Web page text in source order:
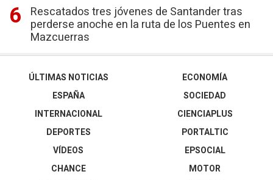
Rescatados tres jóvenes de Santander tras
perderse anoche en la ruta de los Puentes en
Mazcuerras
ÚLTIMAS NOTICIAS
ESPAÑA
INTERNACIONAL
DEPORTES
VÍDEOS
ECONOMÍA
SOCIEDAD
CIENCIAPLUS
PORTALTIC
EPSOCIAL
CHANCE
MOTOR